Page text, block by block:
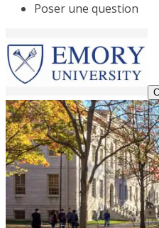
Poser une question